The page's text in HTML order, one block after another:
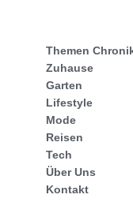
Themen
Zuhause
Garten
Lifestyle
Mode
Reisen
Tech
Über Uns
Kontakt